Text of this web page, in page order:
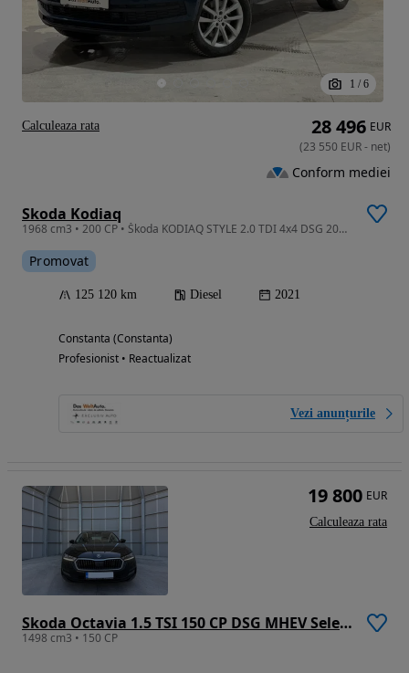
1 / 6
Skoda Kodiaq
1968 cm3 • 200 CP • Škoda KODIAQ STYLE 2.0 TDI 4x4 DSG 200CP 2021MY
Promovat
125 120 km Diesel 2021
Constanta (Constanta)
Profesionist • Reactualizat
Vezi anunțurile
28 496 EUR
(23 550 EUR- net)
Conform mediei
Calculeaza rata
Skoda Octavia 1.5 TSI 150 CP DSG MHEV Selection
1498 cm3 • 150 CP
19 800 EUR
Calculeaza rata